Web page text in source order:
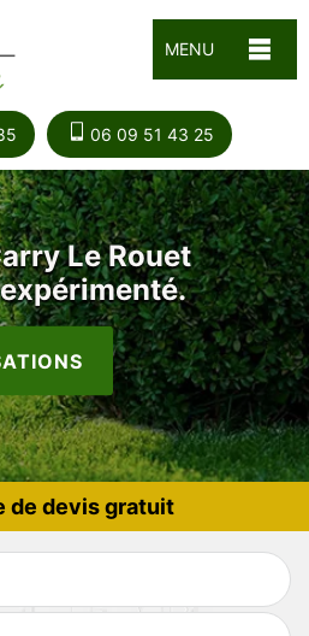
MENU
06 09 51 43 25
Le Rouet
de devis gratuit